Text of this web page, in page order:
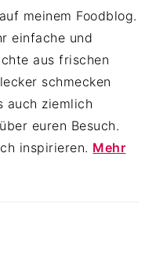
meinem Foodblog.
einfache und
aus frischen
schmecken
auch ziemlich
euren Besuch.
inspirieren. Mehr